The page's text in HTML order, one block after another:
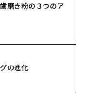
磨き粉の３つのア
の進化